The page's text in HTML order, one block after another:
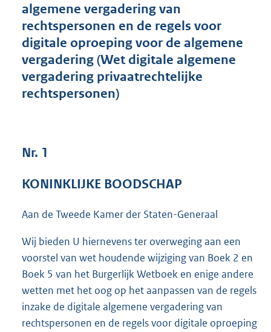
t
t
3
7
algemene vergadering van
rechtspersonen en de regels voor
digitale oproeping voor de algemene
vergadering (Wet digitale algemene
vergadering privaatrechtelijke
rechtspersonen)
Nr. 1
KONINKLIJKE BOODSCHAP
Aan de Tweede Kamer der Staten-Generaal
Wij bieden U hiernevens ter overweging aan een
voorstel van wet houdende wijziging van Boek 2 en
Boek 5 van het Burgerlijk Wetboek en enige andere
wetten met het oog op het aanpassen van de regels
inzake de digitale algemene vergadering van
rechtspersonen en de regels voor digitale oproeping